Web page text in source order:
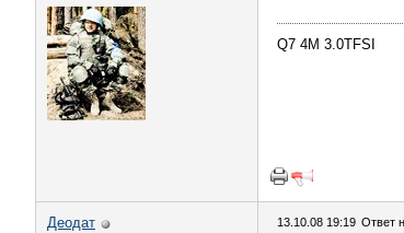
Q7 4M 3.0TFSI
Деодат 13.10.08 19:19 Ответ